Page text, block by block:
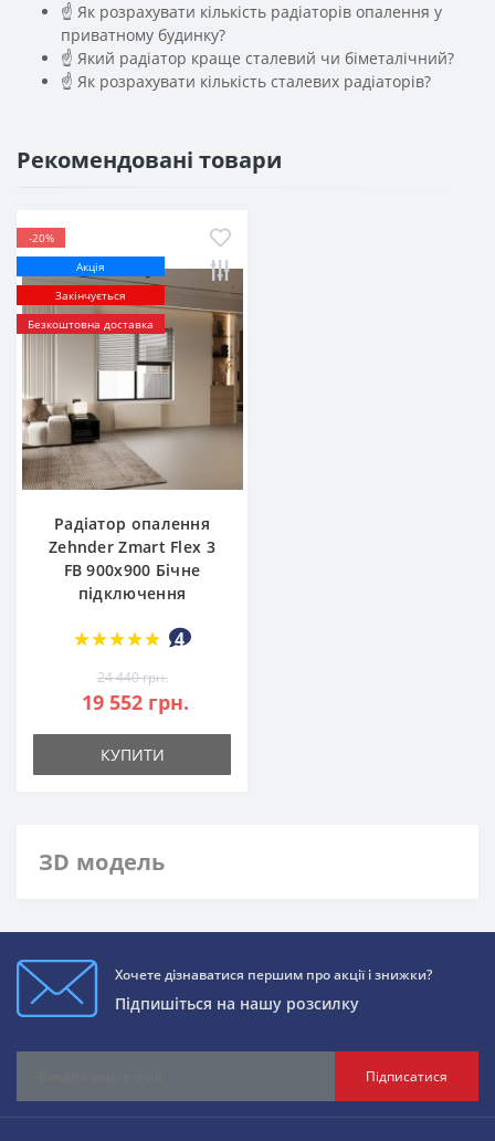
☝ Як розрахувати кількість радіаторів опалення у
приватному будинку?
☝ Який радіатор краще сталевий чи біметалічний?
☝ Як розрахувати кількість сталевих радіаторів?
Рекомендовані товари
-20%
Акція
Закінчується
Безкоштовна доставка
Радіатор опалення
Zehnder Zmart Flex 3
FB 900х900 Бічне
підключення
4
24 440 грн.
19 552 грн.
КУПИТИ
ЗD модель
Хочете дізнаватися першим про акції і знижки?
Підпишіться на нашу розсилку
Підписатися